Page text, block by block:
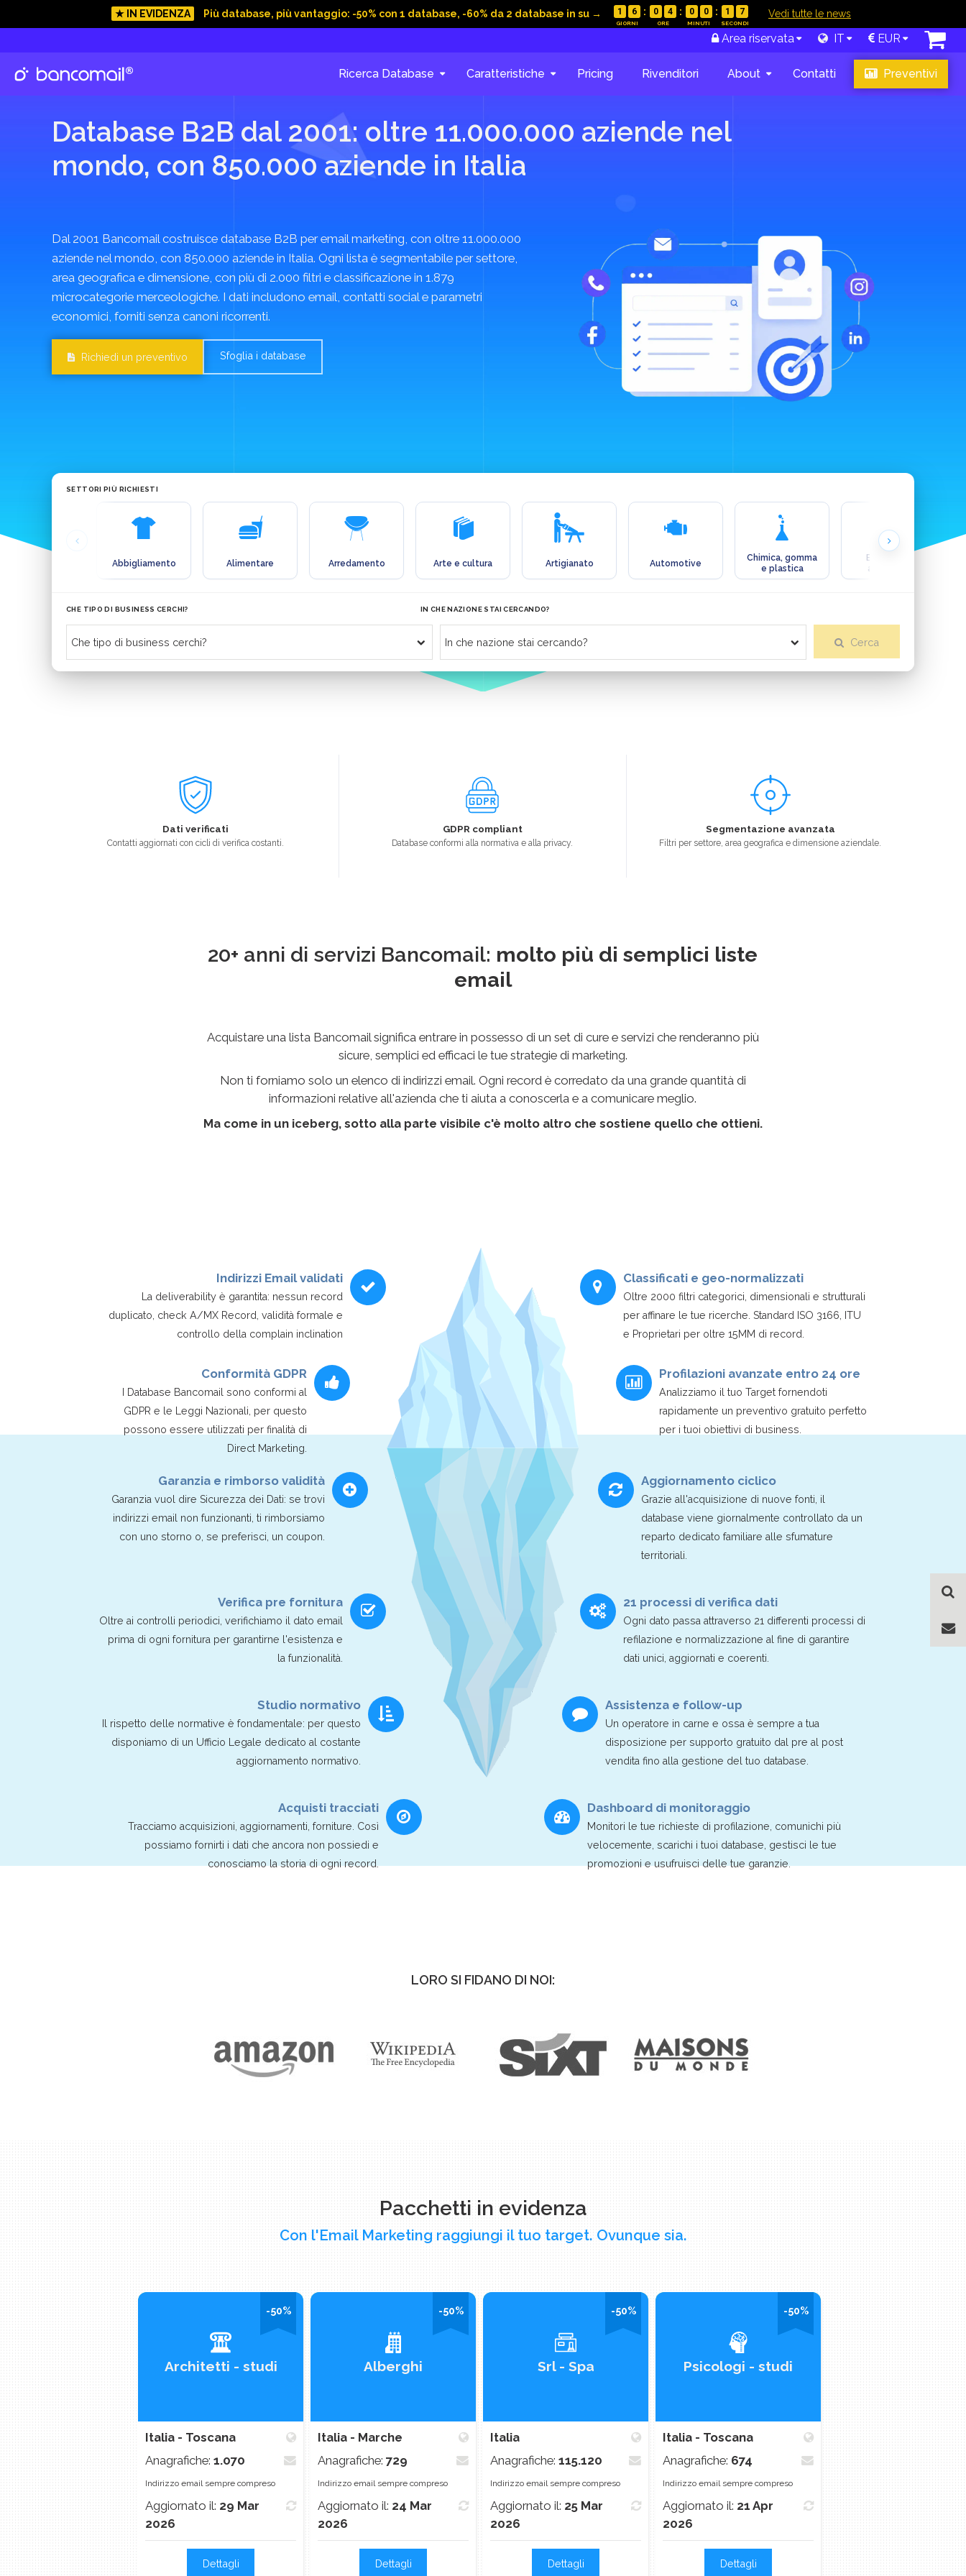
★ IN EVIDENZA Più database, più vantaggio: -50% con 1 database, -60% da 2 database in su → 1 6 0 4 0 0 1 6 Vedi tutte le news
Area riservata IT EUR
Ricerca Database Caratteristiche Pricing Rivenditori About Contatti Preventivi
Offerta valida fino al 23 agosto 2026 esclusivamente per gli acquisti online. Ordini, validazione e
Sblocca il -60%!
Database B2B dal 2001: oltre 11.000.000 aziende nel
mondo, con 850.000 aziende in Italia
Dal 2001 Bancomail costruisce database B2B per email marketing, con oltre 11.000.000
aziende nel mondo, con 850.000 aziende in Italia. Ogni lista è segmentabile per settore,
area geografica e dimensione, con più di 2.000 filtri e classificazione in 1.879
microcategorie merceologiche. I dati includono email, contatti social e parametri
economici, forniti senza canoni ricorrenti.
Richiedi un preventivo Sfoglia i database
SETTORI PIÙ RICHIESTI
Abbigliamento Alimentare Arredamento Arte e cultura Artigianato Automotive
Chimica, gomma
e plastica
Ecologia e
ambiente
CHE TIPO DI BUSINESS CERCHI? IN CHE NAZIONE STAI CERCANDO?
Cerca
Dati verificati
Contatti aggiornati con cicli di verifica costanti.
GDPR compliant
Database conformi alla normativa e alla privacy.
Segmentazione avanzata
Filtri per settore, area geografica e dimensione aziendale.
20+ anni di servizi Bancomail: molto più di semplici liste
email
Acquistare una lista Bancomail significa entrare in possesso di un set di cure e servizi che renderanno più
sicure, semplici ed efficaci le tue strategie di marketing.
Non ti forniamo solo un elenco di indirizzi email. Ogni record è corredato da una grande quantità di
informazioni relative all'azienda che ti aiuta a conoscerla e a comunicare meglio.
Ma come in un iceberg, sotto alla parte visibile c'è molto altro che sostiene quello che ottieni.
Indirizzi Email validati
La deliverability è garantita: nessun record
duplicato, check A/MX Record, validità formale e
controllo della complain inclination
Classificati e geo-normalizzati
Oltre 2000 filtri categorici, dimensionali e strutturali
per affinare le tue ricerche. Standard ISO 3166, ITU
e Proprietari per oltre 15MM di record.
Conformità GDPR
I Database Bancomail sono conformi al
GDPR e le Leggi Nazionali, per questo
possono essere utilizzati per finalità di
Direct Marketing.
Profilazioni avanzate entro 24 ore
Analizziamo il tuo Target fornendoti
rapidamente un preventivo gratuito perfetto
per i tuoi obiettivi di business.
Garanzia e rimborso validità
Garanzia vuol dire Sicurezza dei Dati: se trovi
indirizzi email non funzionanti, ti rimborsiamo
con uno storno o, se preferisci, un coupon.
Aggiornamento ciclico
Grazie all'acquisizione di nuove fonti, il
database viene giornalmente controllato da un
reparto dedicato familiare alle sfumature
territoriali.
Verifica pre fornitura
Oltre ai controlli periodici, verifichiamo il dato email
prima di ogni fornitura per garantirne l'esistenza e
la funzionalità.
21 processi di verifica dati
Ogni dato passa attraverso 21 differenti processi di
refilazione e normalizzazione al fine di garantire
dati unici, aggiornati e coerenti.
Studio normativo
Il rispetto delle normative è fondamentale: per questo
disponiamo di un Ufficio Legale dedicato al costante
aggiornamento normativo.
Assistenza e follow-up
Un operatore in carne e ossa è sempre a tua
disposizione per supporto gratuito dal pre al post
vendita fino alla gestione del tuo database.
Acquisti tracciati
Tracciamo acquisizioni, aggiornamenti, forniture. Così
possiamo fornirti i dati che ancora non possiedi e
conosciamo la storia di ogni record.
Dashboard di monitoraggio
Monitori le tue richieste di profilazione, comunichi più
velocemente, scarichi i tuoi database, gestisci le tue
promozioni e usufruisci delle tue garanzie.
LORO SI FIDANO DI NOI:
Pacchetti in evidenza
Con l'Email Marketing raggiungi il tuo target. Ovunque sia.
-50%
Architetti - studi
Italia - Toscana
Anagrafiche: 1.070
Indirizzo email sempre compreso
Aggiornato il: 29 Mar
2026
Dettagli
-50%
Alberghi
Italia - Marche
Anagrafiche: 729
Indirizzo email sempre compreso
Aggiornato il: 24 Mar
2026
Dettagli
-50%
Srl - Spa
Italia
Anagrafiche: 115.120
Indirizzo email sempre compreso
Aggiornato il: 25 Mar
2026
Dettagli
-50%
Psicologi - studi
Italia - Toscana
Anagrafiche: 674
Indirizzo email sempre compreso
Aggiornato il: 21 Apr
2026
Dettagli